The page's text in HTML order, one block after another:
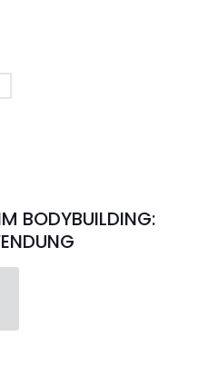
BODYBUILDING: